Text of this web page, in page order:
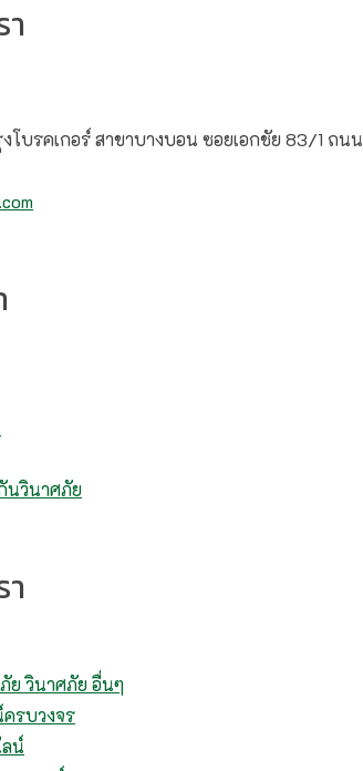
บรคเกอร์ สาขาบางบอน ซอยเอกชัย 83/1 ถน
นวินาศภัย
ย วินาศภัย อื่นๆ
รบวงจร
น์